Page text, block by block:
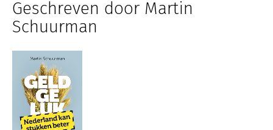
Geschreven door Martin
Schuurman